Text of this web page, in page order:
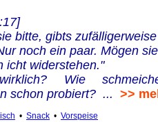
bitte, gibts
noch ein paar. Mögen
icht widerstehen."
Wie
schon probiert? ... >>
• Snack • Vorspeise